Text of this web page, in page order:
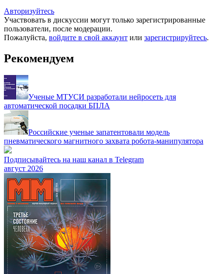
Авторизуйтесь
Участвовать в дискуссии могут только зарегистрированные
пользователи, после модерации.
Пожалуйста, войдите в свой аккаунт или зарегистрируйтесь.
Рекомендуем
Ученые МТУСИ разработали нейросеть для
автоматической посадки БПЛА
Российские ученые запатентовали модель
пневматического магнитного захвата робота-манипулятора
Подписывайтесь на наш канал в Telegram
август 2026